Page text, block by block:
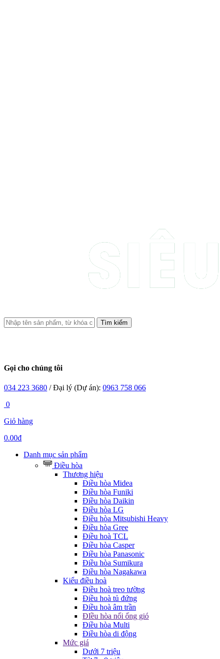
Tìm kiếm
Gọi cho chúng tôi
034 223 3680 / Đại lý (Dự án): 0963 758 066
0
Giỏ hàng
0.00đ
Danh mục sản phẩm
Điều hòa
Thương hiệu
Điều hòa Midea
Điều hòa Funiki
Điều hòa Daikin
Điều hòa LG
Điều hòa Mitsubishi Heavy
Điều hòa Gree
Điều hoà TCL
Điều hòa Casper
Điều hòa Panasonic
Điều hòa Sumikura
Điều hòa Nagakawa
Kiểu điều hoà
Điều hoà treo tường
Điều hoà tủ đứng
Điều hoà âm trần
ĐIều hòa nối ống gió
Điều hòa Multi
Điều hòa di động
Mức giá
Dưới 7 triệu